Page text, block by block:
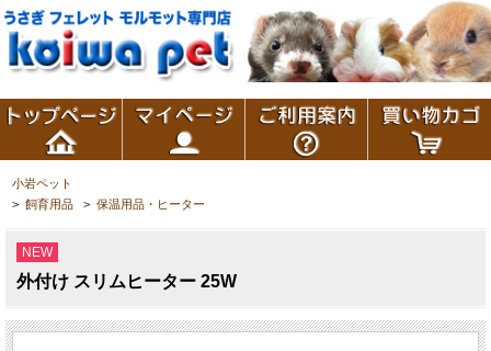
小岩ペット
> 飼育用品 > 保温用品・ヒーター
NEW
外付け スリムヒーター 25W